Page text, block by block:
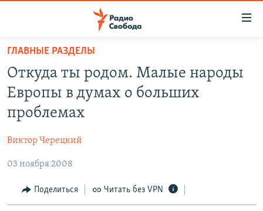
упрощенного
доступа
Вернуться
основному
Вернутся
навигации
Вернутся
ПОДКАСТЫ
АВТОРСКИЕ ПРОЕКТЫ
МНЕНИЯ
КУЛЬТУРА
IDEL.РЕАЛИИ
ГЛАВНЫЕ РАЗДЕЛЫ
Откуда ты родом. Малые народы
Европы в думах о больших
проблемах
Виктор Черецкий
03 ноября 2008
Поделиться Читать без VPN